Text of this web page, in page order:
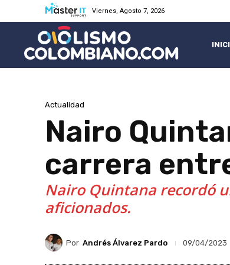
Viernes, Agosto 7, 2026
Actualidad
Nairo
carrera
Nairo Quintana recordó
aficionados.
Por Andrés Álvarez Pardo 09/04/2023